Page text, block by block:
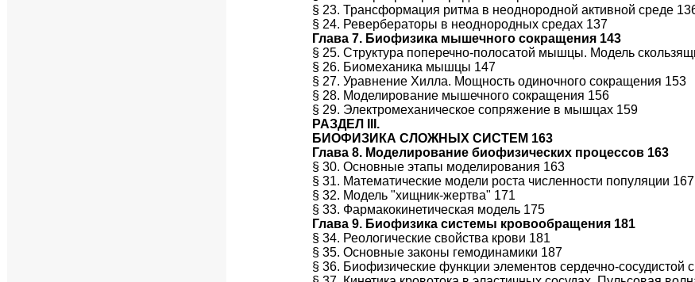
§ 23. Трансформация ритма в неоднородной активной среде
§ 24. Ревербераторы в неоднородных средах 137
Глава 7. Биофизика мышечного сокращения 143
§ 25. Структура поперечно-полосатой мышцы. Модель
§ 26. Биомеханика мышцы 147
§ 27. Уравнение Хилла. Мощность одиночного сокращения 153
§ 28. Моделирование мышечного сокращения 156
§ 29. Электромеханическое сопряжение в мышцах 159
РАЗДЕЛ III.
БИОФИЗИКА СЛОЖНЫХ СИСТЕМ 163
Глава 8. Моделирование биофизических процессов 163
§ 30. Основные этапы моделирования 163
§ 31. Математические модели роста численности популяции 167
§ 32. Модель "хищник-жертва" 171
§ 33. Фармакокинетическая модель 175
Глава 9. Биофизика системы кровообращения 181
§ 34. Реологические свойства крови 181
§ 35. Основные законы гемодинамики 187
§ 36. Биофизические функции элементов сердечно-сосудистой